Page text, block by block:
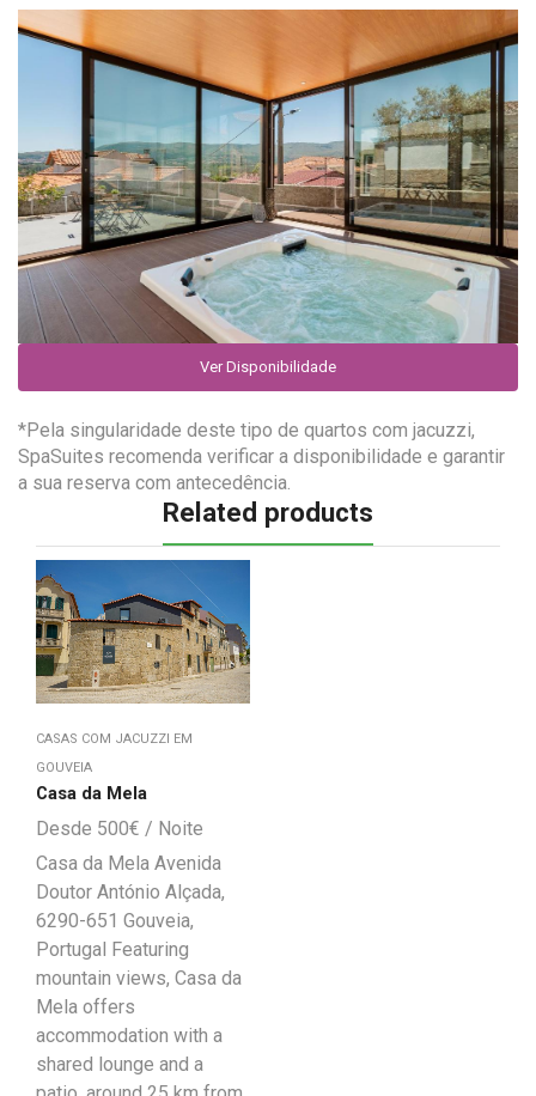
Ver Disponibilidade
*Pela singularidade deste tipo de quartos com jacuzzi,
SpaSuites recomenda verificar a disponibilidade e garantir
a sua reserva com antecedência.
Related products
CASAS COM JACUZZI EM
GOUVEIA
Casa da Mela
500€
Casa da Mela Avenida
Doutor António Alçada,
6290-651 Gouveia,
Portugal Featuring
mountain views, Casa da
Mela offers
accommodation with a
shared lounge and a